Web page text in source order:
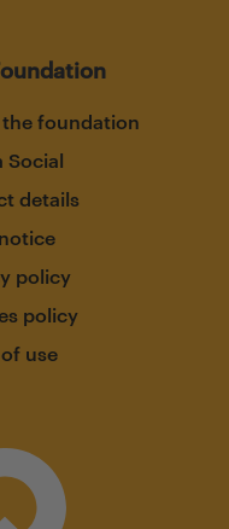
foundation
Social
details
policy
policy
use